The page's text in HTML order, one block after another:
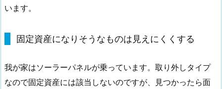
います。
固定資産になりそうなものは見えにくくする
我が家はソーラーパネルが乗っています。取り外しタイプ
なので固定資産には該当しないのですが、見つかったら面